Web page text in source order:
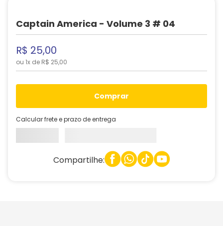
Captain America - Volume 3 # 04
R$ 25,00
ou 1x de R$ 25,00
comprar
Calcular frete e prazo de entrega
Compartilhe: